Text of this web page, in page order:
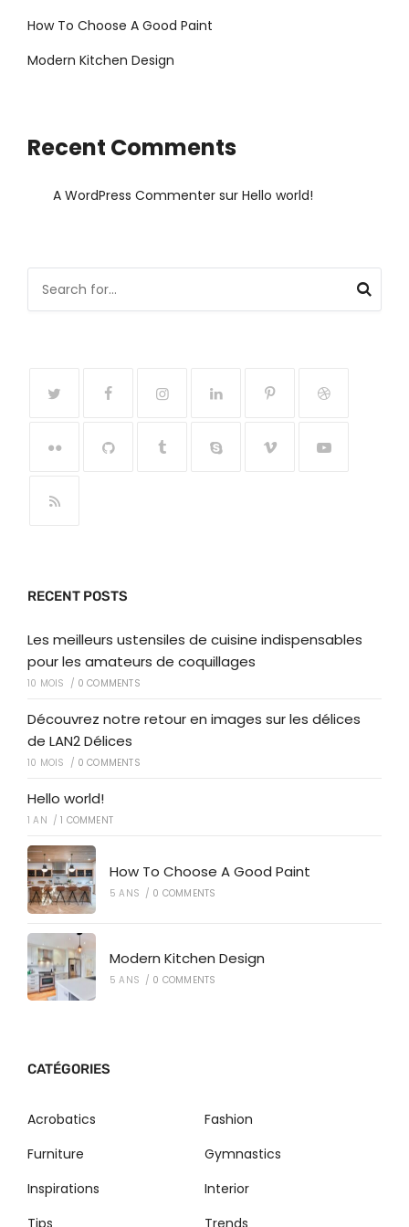
How To Choose A Good Paint
Modern Kitchen Design
Recent Comments
A WordPress Commenter sur Hello world!
RECENT POSTS
Les meilleurs ustensiles de cuisine indispensables
pour les amateurs de coquillages
10 MOIS / 0 COMMENTS
Découvrez notre retour en images sur les délices
de LAN2 Délices
10 MOIS / 0 COMMENTS
Hello world!
1 AN / 1 COMMENT
How To Choose A Good Paint
5 ANS / 0 COMMENTS
Modern Kitchen Design
5 ANS / 0 COMMENTS
CATÉGORIES
Acrobatics
Fashion
Furniture
Gymnastics
Inspirations
Interior